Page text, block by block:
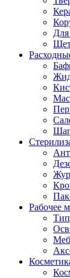
Рабочее